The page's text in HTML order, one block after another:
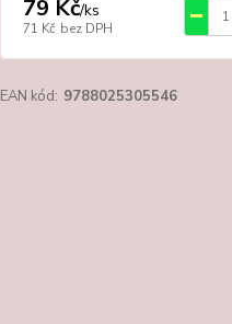
79 Kč/ks
71 Kč bez DPH
EAN kód: 9788025305546